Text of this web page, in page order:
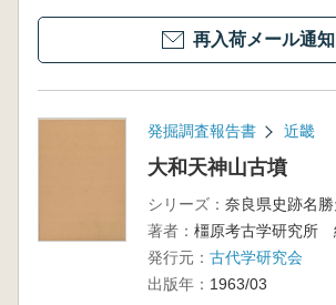
再入荷メール通知
発掘調査報告書 近畿
大和天神山古墳
シリーズ：
著者：
発行元： 古代学研究会
出版年： 1963/03